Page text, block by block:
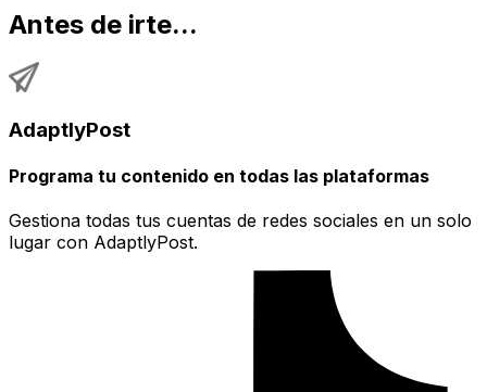
Antes de irte...
AdaptlyPost
Programa tu contenido en todas las plataformas
Gestiona todas tus cuentas de redes sociales en un solo
lugar con AdaptlyPost.